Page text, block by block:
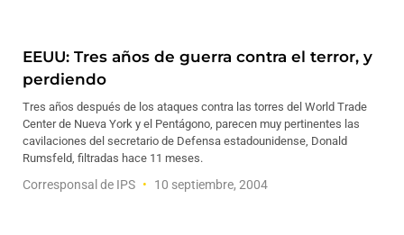
EEUU: Tres años de guerra contra el terror, y
perdiendo
Tres años después de los ataques contra las torres del World Trade
Center de Nueva York y el Pentágono, parecen muy pertinentes las
cavilaciones del secretario de Defensa estadounidense, Donald
Rumsfeld, filtradas hace 11 meses.
Corresponsal de IPS 10 septiembre, 2004